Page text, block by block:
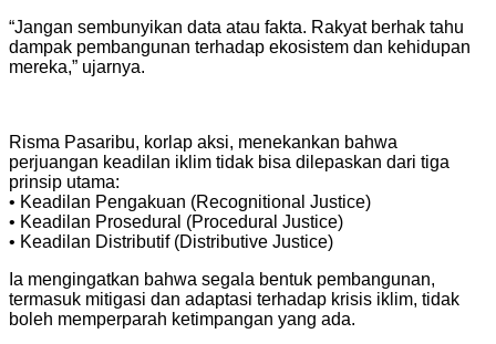
“Jangan sembunyikan data atau fakta. Rakyat berhak tahu
dampak pembangunan terhadap ekosistem dan kehidupan
mereka,” ujarnya.
Risma Pasaribu, korlap aksi, menekankan bahwa
perjuangan keadilan iklim tidak bisa dilepaskan dari tiga
prinsip utama:
• Keadilan Pengakuan (Recognitional Justice)
• Keadilan Prosedural (Procedural Justice)
• Keadilan Distributif (Distributive Justice)
Ia mengingatkan bahwa segala bentuk pembangunan,
termasuk mitigasi dan adaptasi terhadap krisis iklim, tidak
boleh memperparah ketimpangan yang ada.